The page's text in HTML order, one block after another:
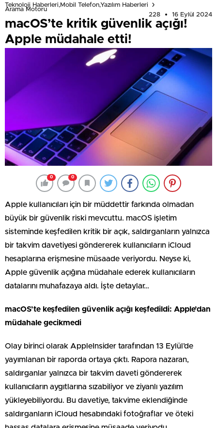
Teknoloji Haberleri,Mobil Telefon,Yazılım Haberleri
Arama Motoru
228
16 Eylül 2024
macOS’te kritik güvenlik açığı!
Apple müdahale etti!
0 0
Apple kullanıcıları için bir müddettir farkında olmadan
büyük bir güvenlik riski mevcuttu. macOS işletim
sisteminde keşfedilen kritik bir açık, saldırganların yalnızca
bir takvim davetiyesi göndererek kullanıcıların iCloud
hesaplarına erişmesine müsaade veriyordu. Neyse ki,
Apple güvenlik açığına müdahale ederek kullanıcıların
datalarını muhafazaya aldı. İşte detaylar…
macOS’te keşfedilen güvenlik açığı keşfedildi: Apple’dan
müdahale gecikmedi
Olay birinci olarak AppleInsider tarafından 13 Eylül’de
yayımlanan bir raporda ortaya çıktı. Rapora nazaran,
saldırganlar yalnızca bir takvim daveti göndererek
kullanıcıların aygıtlarına sızabiliyor ve ziyanlı yazılım
yükleyebiliyordu. Bu davetiye, takvime eklendiğinde
saldırganların iCloud hesabındaki fotoğraflar ve öteki